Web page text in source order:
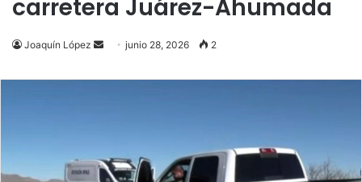
carretera Juárez-Ahumada
Joaquín López
Send
email
junio 28, 2026 2